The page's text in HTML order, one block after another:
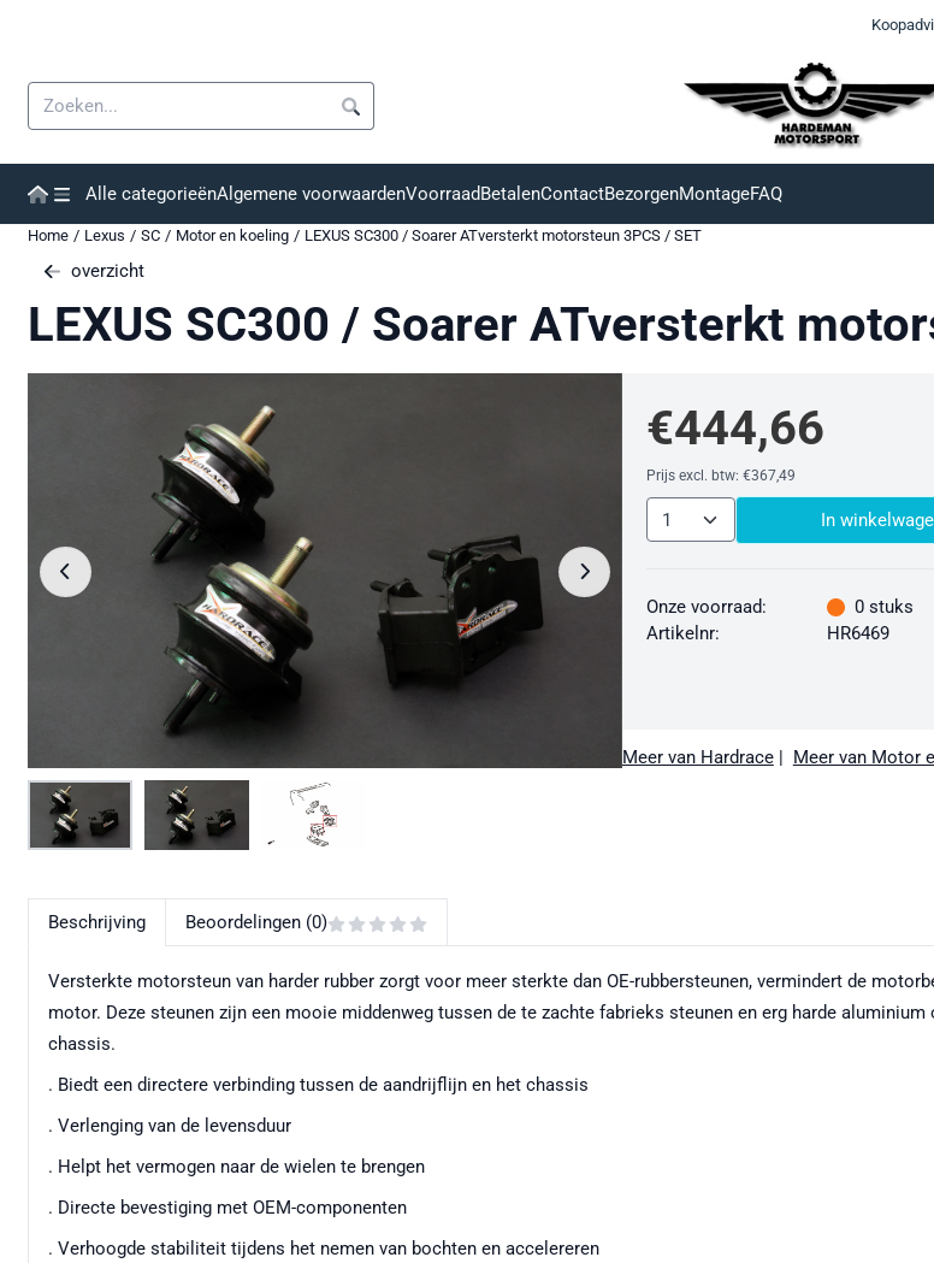
Zoeken
Alle categorieënAlgemene voorwaardenVoorraadBetalenContactBezorgenMontageFAQ
Home / Lexus / SC / Motor en koeling / LEXUS SC300 / Soarer ATversterkt motorsteun 3PCS / SET
overzicht
LEXUS SC300 / Soarer ATversterkt
€444,66
Prijs excl. btw: €367,49
Aantal In
Onze voorraad: 0 stuks
Artikelnr:
HR6469
Meer van Hardrace| Meer van Motor
Beschrijving Beoordelingen (0)
Versterkte motorsteun van harder rubber zorgt voor meer sterkte dan OE-rubbersteunen, vermindert de
motor. Deze steunen zijn een mooie middenweg tussen de te zachte fabrieks steunen en erg harde
chassis.
. Biedt een directere verbinding tussen de aandrijflijn en het chassis
. Verlenging van de levensduur
. Helpt het vermogen naar de wielen te brengen
. Directe bevestiging met OEM-componenten
. Verhoogde stabiliteit tijdens het nemen van bochten en accelereren